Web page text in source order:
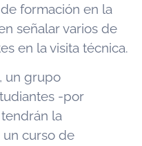
formación en la
señalar varios de
en la visita técnica.
un grupo
-por
la
curso de